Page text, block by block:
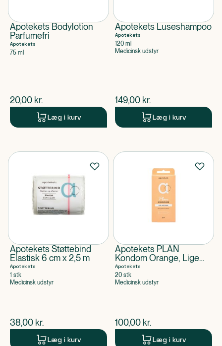
Apotekets Bodylotion
Parfumefri
Apotekets
75 ml
$nuværende pris
20,00 kr.
Læg i kurv
Apotekets Luseshampoo
Apotekets
120 ml
Medicinsk udstyr
$nuværende pris
149,00 kr.
Læg i kurv
Apotekets Støttebind
Elastisk 6 cm x 2,5 m
Apotekets
1 stk
Medicinsk udstyr
$nuværende pris
38,00 kr.
Læg i kurv
Apotekets PLAN
Kondom Orange, Lige
m/Creme
Apotekets
20 stk
Medicinsk udstyr
$nuværende pris
100,00 kr.
Læg i kurv